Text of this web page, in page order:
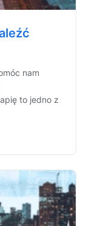
nam
to jedno z